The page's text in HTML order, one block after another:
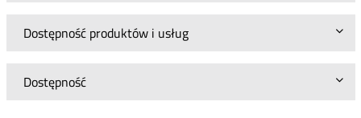
Dostępność produktów i usług
Dostępność